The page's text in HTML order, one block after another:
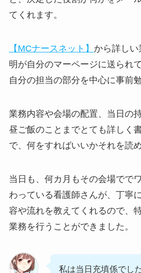
てくれます。
【MCナースネット】 から詳し
明が自分のマーページに送られ
自分の担当の部分を中心に事前
業務内容や会場の配置、当日の
昼ご飯のことまでとても詳しく
で、何をすればいいかそれを読
当日も、何カ月もその会場でで
わっている看護師さんが、丁寧
容や流れを教えてくれるので、
業務を行うことができました。
私は当日充填係でした